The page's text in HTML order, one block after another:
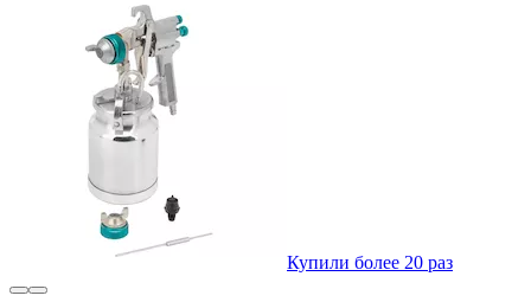
Купили более 20 раз